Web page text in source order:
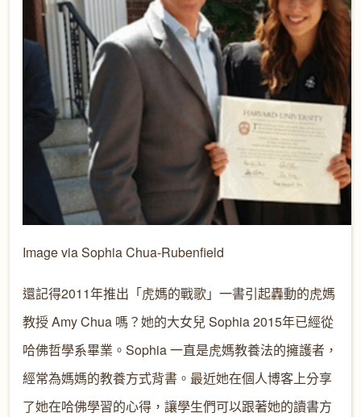
Image via Sophia Chua-Rubenfield
還記得2011年推出「虎媽的戰歌」一書引起轟動的虎媽
教授 Amy Chua 嗎？她的大女兒 Sophia 2015年已經從
哈佛哲學系畢業。Sophia 一直是虎媽教養法的擁護者，
經常為媽媽的教養方式背書。最近她在個人博客上分享
了她在哈佛學習的心得，讓學生們可以跟著她的讀書方